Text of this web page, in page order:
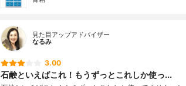
見た目アップアドバイザー
なるみ
3.00
石鹸といえばこれ！もうずっとこれしか使っ...